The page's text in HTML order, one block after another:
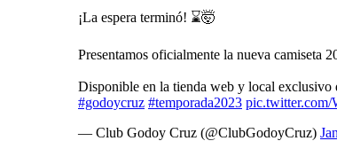
¡La espera terminó! ⌛🤯
Presentamos oficialmente la nueva camiseta
Disponible en la tienda web y local exclusivo
#godoycruz #temporada2023
— Club Godoy Cruz (@ClubGodoyCruz)